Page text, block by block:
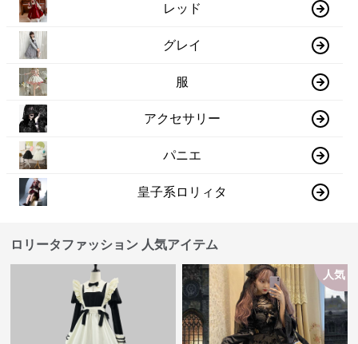
レッド
グレイ
服
アクセサリー
パニエ
皇子系ロリィタ
ロリータファッション 人気アイテム
人気